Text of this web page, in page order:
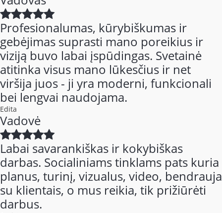
Profesionalumas, kūrybiškumas ir
gebėjimas suprasti mano poreikius ir
viziją buvo labai įspūdingas. Svetainė
atitinka visus mano lūkesčius ir net
viršija juos - ji yra moderni, funkcionali
bei lengvai naudojama.
Edita
Vadovė
Labai savarankiškas ir kokybiškas
darbas. Socialiniams tinklams pats kuria
planus, turinį, vizualus, video, bendrauja
su klientais, o mus reikia, tik prižiūrėti
darbus.